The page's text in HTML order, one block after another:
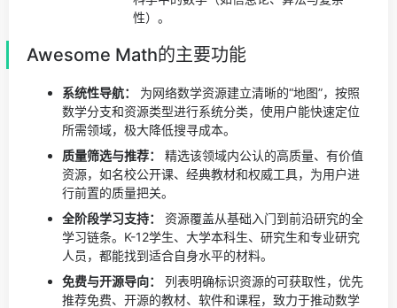
性）。
Awesome Math的主要功能
系统性导航：
为网络数学资源建立清晰的“地图”，按照
数学分支和资源类型进行系统分类，使用户能快速定位
所需领域，极大降低搜寻成本。
质量筛选与推荐：
精选该领域内公认的高质量、有价值
资源，如名校公开课、经典教材和权威工具，为用户进
行前置的质量把关。
全阶段学习支持：
资源覆盖从基础入门到前沿研究的全
学习链条。K-12学生、大学本科生、研究生和专业研究
人员，都能找到适合自身水平的材料。
免费与开源导向：
列表明确标识资源的可获取性，优先
推荐免费、开源的教材、软件和课程，致力于推动数学